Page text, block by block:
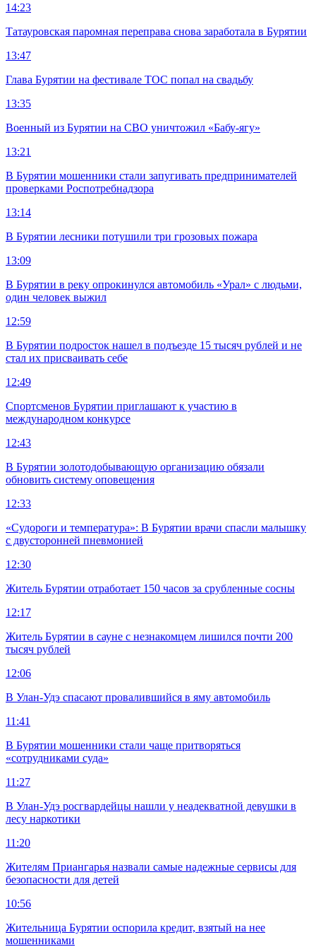
14:23
Татауровская паромная переправа снова заработала в Бурятии
13:47
Глава Бурятии на фестивале ТОС попал на свадьбу
13:35
Военный из Бурятии на СВО уничтожил «Бабу-ягу»
13:21
В Бурятии мошенники стали запугивать предпринимателей
проверками Роспотребнадзора
13:14
В Бурятии лесники потушили три грозовых пожара
13:09
В Бурятии в реку опрокинулся автомобиль «Урал» с людьми,
один человек выжил
12:59
В Бурятии подросток нашел в подъезде 15 тысяч рублей и не
стал их присваивать себе
12:49
Спортсменов Бурятии приглашают к участию в
международном конкурсе
12:43
В Бурятии золотодобывающую организацию обязали
обновить систему оповещения
12:33
«Судороги и температура»: В Бурятии врачи спасли малышку
с двусторонней пневмонией
12:30
Житель Бурятии отработает 150 часов за срубленные сосны
12:17
Житель Бурятии в сауне с незнакомцем лишился почти 200
тысяч рублей
12:06
В Улан-Удэ спасают провалившийся в яму автомобиль
11:41
В Бурятии мошенники стали чаще притворяться
«сотрудниками суда»
11:27
В Улан-Удэ росгвардейцы нашли у неадекватной девушки в
лесу наркотики
11:20
Жителям Приангарья назвали самые надежные сервисы для
безопасности для детей
10:56
Жительница Бурятии оспорила кредит, взятый на нее
мошенниками